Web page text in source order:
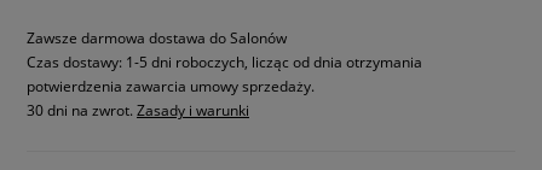
Zawsze darmowa dostawa do Salonów
Czas dostawy: 1-5 dni roboczych, licząc od dnia otrzymania
potwierdzenia zawarcia umowy sprzedaży.
30 dni na zwrot. Zasady i warunki